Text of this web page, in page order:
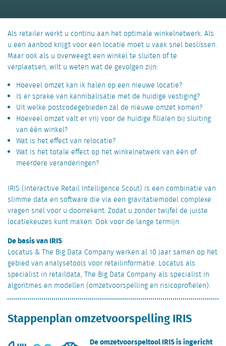
Als retailer werkt u continu aan het optimale winkelnetwerk. Als
u een aanbod krijgt voor een locatie moet u vaak snel beslissen.
Maar ook als u overweegt een winkel te sluiten of te
verplaatsen, wilt u weten wat de gevolgen zijn:
Hoeveel omzet kan ik halen op een nieuwe locatie?
Is er sprake van kannibalisatie met de huidige vestiging?
Uit welke postcodegebieden zal de nieuwe omzet komen?
Hoeveel omzet valt er vrij voor de huidige filialen bij sluiting
van één winkel?
Wat is het effect van relocatie?
Wat is het totale effect op het winkelnetwerk van één of
meerdere veranderingen?
IRIS (Interactive Retail Intelligence Scout) is een combinatie van
slimme data en software die via een gravitatiemodel complexe
vragen snel voor u doorrekent. Zodat u zonder twijfel de juiste
locatiekeuzes kunt maken. Ook voor de lange termijn.
De basis van IRIS
Locatus & The Big Data Company werken al 10 jaar samen op het
gebied van analysetools voor retailinformatie. Locatus als
specialist in retaildata, The Big Data Company als specialist in
algoritmes en modellen (omzetvoorspelling en risicoprofielen).
Stappenplan omzetvoorspelling IRIS
De omzetvoorspeltool IRIS is ingericht